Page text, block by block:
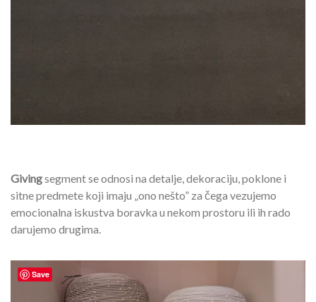
Givingsegment se odnosi na detalje, dekoraciju, poklone i
sitne predmete koji imaju „ono nešto” za čega vezujemo
emocionalna iskustva boravka u nekom prostoru ili ih rado
darujemo drugima.
Save